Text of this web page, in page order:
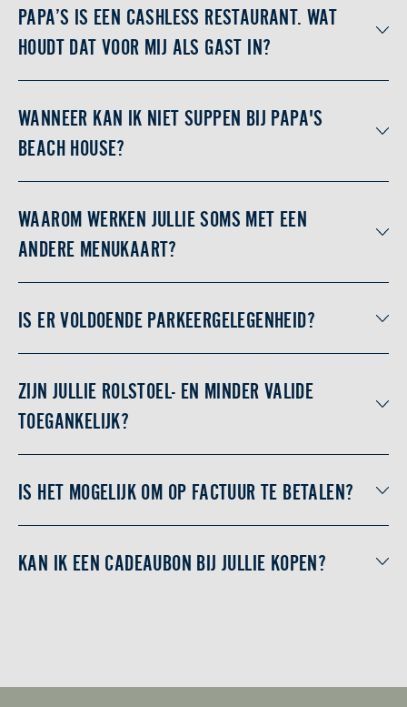
PAPA’S IS EEN CASHLESS RESTAURANT. WAT
HOUDT DAT VOOR MIJ ALS GAST IN?
WANNEER KAN IK NIET SUPPEN BIJ PAPA'S
BEACH HOUSE?
WAAROM WERKEN JULLIE SOMS MET EEN
ANDERE MENUKAART?
IS ER VOLDOENDE PARKEERGELEGENHEID?
ZIJN JULLIE ROLSTOEL- EN MINDER VALIDE
TOEGANKELIJK?
IS HET MOGELIJK OM OP FACTUUR TE BETALEN?
KAN IK EEN CADEAUBON BIJ JULLIE KOPEN?